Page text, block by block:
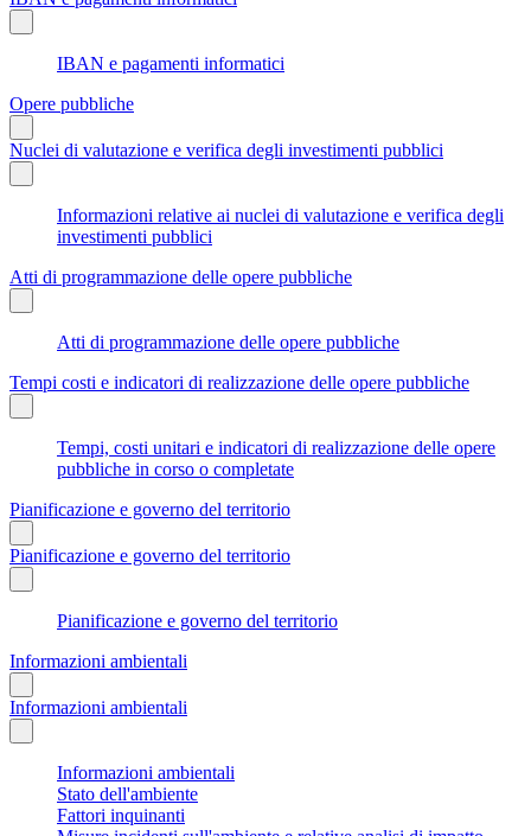
IBAN e pagamenti informatici
Opere pubbliche
Nuclei di valutazione e verifica degli investimenti pubblici
Informazioni relative ai nuclei di valutazione e verifica degli
investimenti pubblici
Atti di programmazione delle opere pubbliche
Atti di programmazione delle opere pubbliche
Tempi costi e indicatori di realizzazione delle opere pubbliche
Tempi, costi unitari e indicatori di realizzazione delle opere
pubbliche in corso o completate
Pianificazione e governo del territorio
Pianificazione e governo del territorio
Pianificazione e governo del territorio
Informazioni ambientali
Informazioni ambientali
Informazioni ambientali
Stato dell'ambiente
Fattori inquinanti